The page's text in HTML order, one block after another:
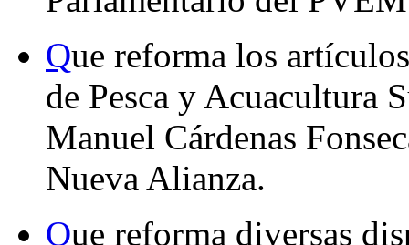
Que reforma los
de Pesca y Acuacultura
Manuel Cárdenas
Nueva Alianza.
Que reforma diversas